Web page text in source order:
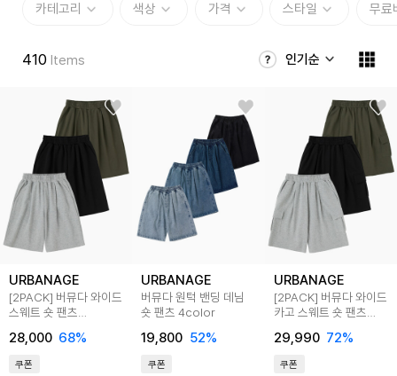
카테고리 색상 가격 스타일 무료
410 Items 인기순
URBANAGE
[2PACK] 버뮤다 와이드
스웨트 숏 팬츠
28,000 68%
쿠폰
URBANAGE
버뮤다 원턱 밴딩 데님
숏 팬츠 4color
19,800 52%
쿠폰
URBANAGE
[2PACK] 버뮤다 와이드
카고 스웨트 숏 팬츠
29,990 72%
쿠폰